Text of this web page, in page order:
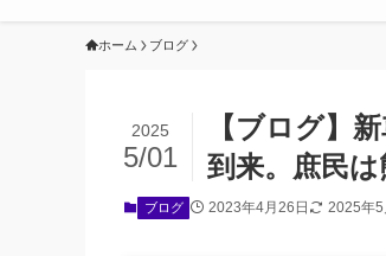
ホーム ブログ
【ブログ】
到来。庶民
2025
5/01
ブログ 2023年4月26日 2025年5